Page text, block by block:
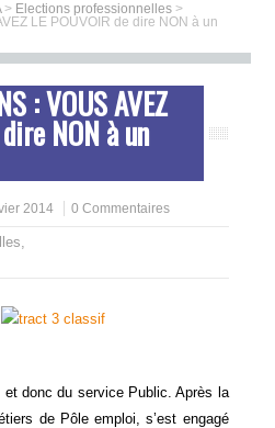
> Elections professionnelles >
LE POUVOIR de dire NON à un
: VOUS AVEZ
NON à un
2014 0 Commentaires
,
donc du service Public. Après la
de Pôle emploi, s’est engagé